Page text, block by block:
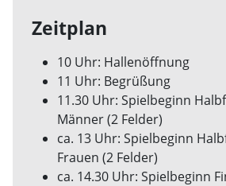
Zeitplan
10 Uhr: Hallenöffnung
11 Uhr: Begrüßung
11.30 Uhr: Spielbeginn
Männer (2 Felder)
ca. 13 Uhr: Spielbeginn
Frauen (2 Felder)
ca. 14.30 Uhr: Spielbeginn